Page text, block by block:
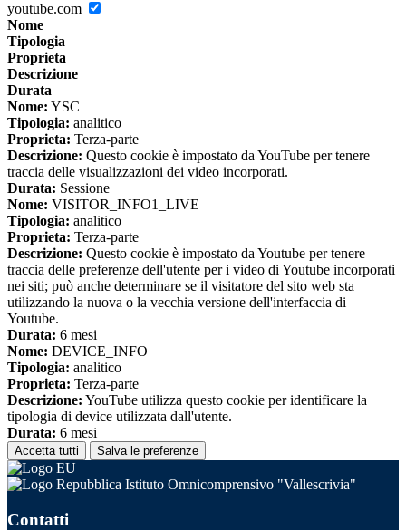
youtube.com
Nome
Tipologia
Proprieta
Descrizione
Durata
Nome: YSC
Tipologia: analitico
Proprieta: Terza-parte
Descrizione: Questo cookie è impostato da YouTube per tenere
traccia delle visualizzazioni dei video incorporati.
Durata: Sessione
Nome: VISITOR_INFO1_LIVE
Tipologia: analitico
Proprieta: Terza-parte
Descrizione: Questo cookie è impostato da Youtube per tenere
traccia delle preferenze dell'utente per i video di Youtube incorporati
nei siti; può anche determinare se il visitatore del sito web sta
utilizzando la nuova o la vecchia versione dell'interfaccia di
Youtube.
Durata: 6 mesi
Nome: DEVICE_INFO
Tipologia: analitico
Proprieta: Terza-parte
Descrizione: YouTube utilizza questo cookie per identificare la
tipologia di device utilizzata dall'utente.
Durata: 6 mesi
Accetta tutti Salva le preferenze
Istituto Omnicomprensivo "Vallescrivia"
Contatti